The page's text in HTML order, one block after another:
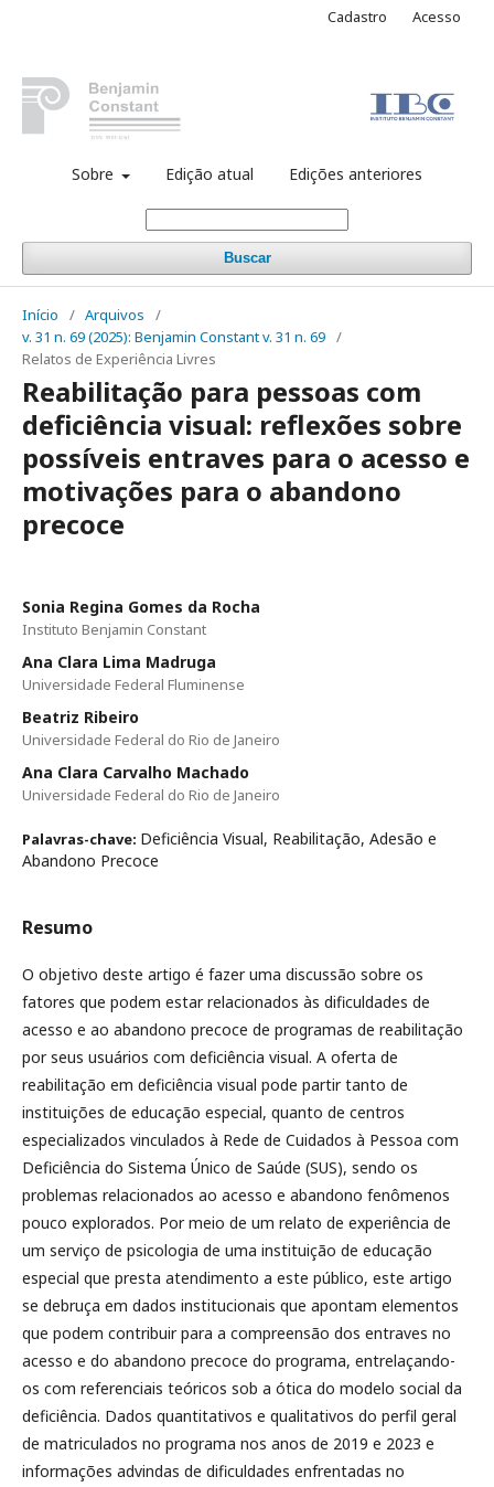
Sobre Edição atual Edições anteriores
Buscar
Cadastro Acesso
Início / Arquivos
/
v. 31 n. 69 (2025): Benjamin Constant v. 31 n. 69 /
Relatos de Experiência Livres
Reabilitação para pessoas com
deficiência visual: reflexões sobre
possíveis entraves para o acesso e
motivações para o abandono
precoce
Sonia Regina Gomes da Rocha
Instituto Benjamin Constant
Ana Clara Lima Madruga
Universidade Federal Fluminense
Beatriz Ribeiro
Universidade Federal do Rio de Janeiro
Ana Clara Carvalho Machado
Universidade Federal do Rio de Janeiro
Palavras-chave: Deficiência Visual, Reabilitação, Adesão e
Abandono Precoce
Resumo
O objetivo deste artigo é fazer uma discussão sobre os
fatores que podem estar relacionados às dificuldades de
acesso e ao abandono precoce de programas de reabilitação
por seus usuários com deficiência visual. A oferta de
reabilitação em deficiência visual pode partir tanto de
instituições de educação especial, quanto de centros
especializados vinculados à Rede de Cuidados à Pessoa com
Deficiência do Sistema Único de Saúde (SUS), sendo os
problemas relacionados ao acesso e abandono fenômenos
pouco explorados. Por meio de um relato de experiência de
um serviço de psicologia de uma instituição de educação
especial que presta atendimento a este público, este artigo
se debruça em dados institucionais que apontam elementos
que podem contribuir para a compreensão dos entraves no
acesso e do abandono precoce do programa, entrelaçando-
os com referenciais teóricos sob a ótica do modelo social da
deficiência. Dados quantitativos e qualitativos do perfil geral
de matriculados no programa nos anos de 2019 e 2023 e
informações advindas de dificuldades enfrentadas no